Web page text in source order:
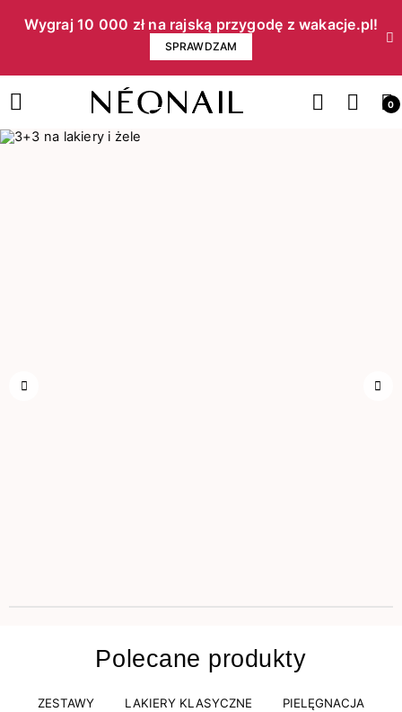
Wygraj 10 000 zł na rajską przygodę z wakacje.pl!​
SPRAWDZAM
0
Polecane produkty
ZESTAWY LAKIERY KLASYCZNE PIELĘGNACJA